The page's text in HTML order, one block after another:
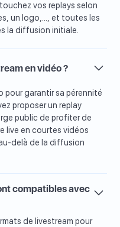
vos replays selon
un logo,..., et toutes les
la diffusion initiale.
en vidéo ?
pour garantir sa pérennité
proposer un replay
public de profiter de
live en courtes vidéos
delà de la diffusion
compatibles avec
de livestream pour